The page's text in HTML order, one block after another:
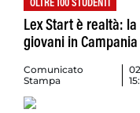
OLTRE 100 STUDENTI
Lex Start è realtà:
giovani in Campania
Comunicato
Stampa